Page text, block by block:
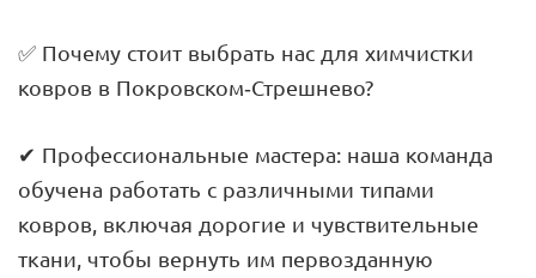
✅ Почему стоит выбрать нас для химчистки
ковров в Покровском-Стрешнево?
✔ Профессиональные мастера: наша команда
обучена работать с различными типами
ковров, включая дорогие и чувствительные
ткани, чтобы вернуть им первозданную